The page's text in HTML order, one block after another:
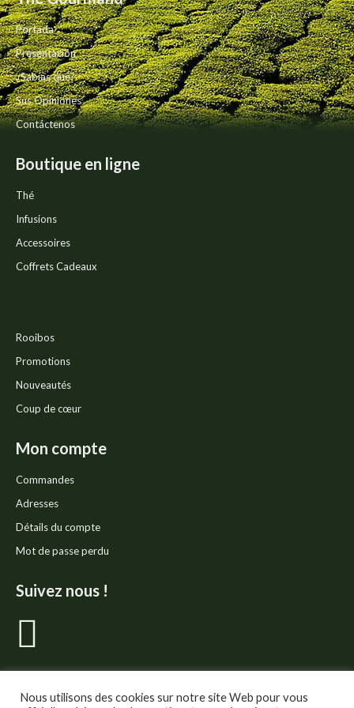
elegir
en
la
página
de
producto
Portada
Presentación
¿Sabías qué?
Sus Opiniones
Contáctenos
Boutique en ligne
Thé
Infusions
Accessoires
Coffrets Cadeaux
Rooibos
Promotions
Nouveautés
Coup de cœur
Mon compte
Commandes
Adresses
Détails du compte
Mot de passe perdu
Suivez nous !
page
Nous utilisons des cookies sur notre site Web pour vous